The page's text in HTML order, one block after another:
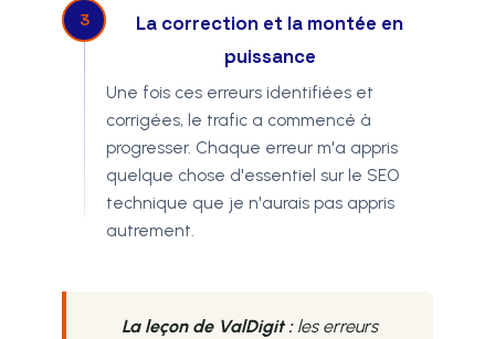
3
La correction et la montée en
puissance
Une fois ces erreurs identifiées et
corrigées, le trafic a commencé à
progresser. Chaque erreur m'a appris
quelque chose d'essentiel sur le SEO
technique que je n'aurais pas appris
autrement.
La leçon de ValDigit :les erreurs